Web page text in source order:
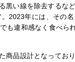
黒い線を除去するな
2023年には、その名
違和感なく食べら
品設計となってお